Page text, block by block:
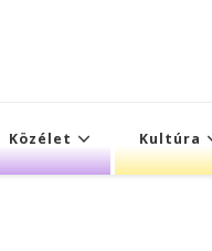
Közélet Kultúra